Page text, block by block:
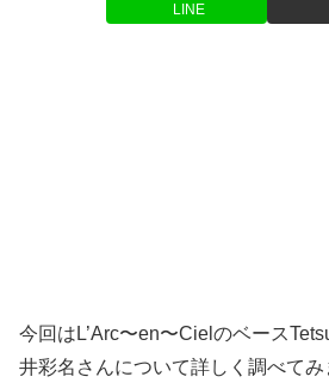
LINE
今回はL’Arc〜en〜Cielのベース
井彩名さんについて詳しく調べて